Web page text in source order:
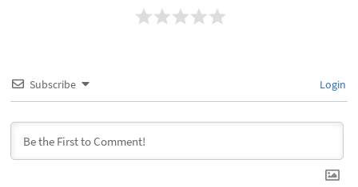
Subscribe Login